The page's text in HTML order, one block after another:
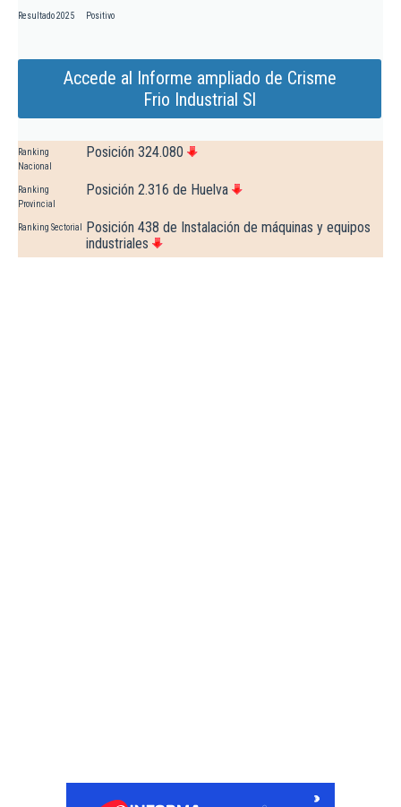
Resultado 2025 Positivo
Accede al Informe ampliado de Crisme
Frio Industrial Sl
Ranking
Nacional
Posición 324.080
Ranking
Provincial
Posición 2.316 de Huelva
Ranking Sectorial
Posición 438 de Instalación de máquinas y equipos
industriales